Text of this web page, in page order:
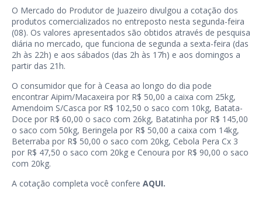
O Mercado do Produtor de Juazeiro divulgou a cotação dos
produtos comercializados no entreposto nesta segunda-feira
(08). Os valores apresentados são obtidos através de pesquisa
diária no mercado, que funciona de segunda a sexta-feira (das
2h às 22h) e aos sábados (das 2h às 17h) e aos domingos a
partir das 21h.
O consumidor que for à Ceasa ao longo do dia pode
encontrar Aipim/Macaxeira por R$ 50,00 a caixa com 25kg,
Amendoim S/Casca por R$ 102,50 o saco com 10kg, Batata-
Doce por R$ 60,00 o saco com 26kg, Batatinha por R$ 145,00
o saco com 50kg, Beringela por R$ 50,00 a caixa com 14kg,
Beterraba por R$ 50,00 o saco com 20kg, Cebola Pera Cx 3
por R$ 47,50 o saco com 20kg e Cenoura por R$ 90,00 o saco
com 20kg.
A cotação completa você confere AQUI.